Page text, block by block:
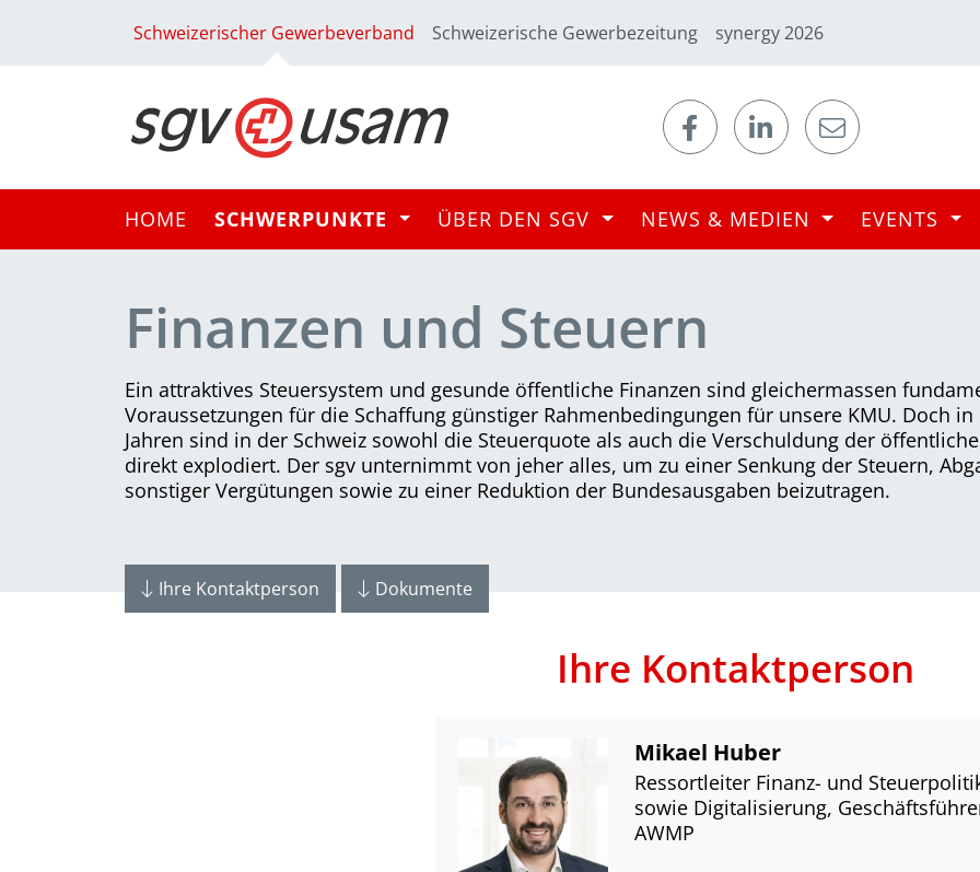
Schweizerischer Gewerbeverband Schweizerische Gewerbezeitung synergy 2026
HOME SCHWERPUNKTE ÜBER DEN SGV NEWS & MEDIEN EVENTS
Finanzen und Steuern
Ein attraktives Steuersystem und gesunde öffentliche Finanzen sind gleichermassen
Voraussetzungen für die Schaffung günstiger Rahmenbedingungen für unsere KMU. Doch
Jahren sind in der Schweiz sowohl die Steuerquote als auch die Verschuldung der
direkt explodiert. Der sgv unternimmt von jeher alles, um zu einer Senkung der Steuern,
sonstiger Vergütungen sowie zu einer Reduktion der Bundesausgaben beizutragen.
Ihre Kontaktperson Dokumente
Ihre Kontaktperson
Mikael Huber
Ressortleiter Finanz- und
sowie Digitalisierung,
AWMP